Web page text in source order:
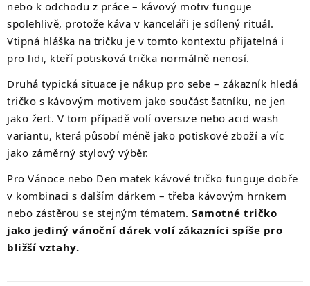
nebo k odchodu z práce – kávový motiv funguje
spolehlivě, protože káva v kanceláři je sdílený rituál.
Vtipná hláška na tričku je v tomto kontextu přijatelná i
pro lidi, kteří potisková trička normálně nenosí.
Druhá typická situace je nákup pro sebe – zákazník hledá
tričko s kávovým motivem jako součást šatníku, ne jen
jako žert. V tom případě volí oversize nebo acid wash
variantu, která působí méně jako potiskové zboží a víc
jako záměrný stylový výběr.
Pro Vánoce nebo Den matek kávové tričko funguje dobře
v kombinaci s dalším dárkem – třeba kávovým hrnkem
nebo zástěrou se stejným tématem. Samotné tričko
jako jediný vánoční dárek volí zákazníci spíše pro
bližší vztahy.